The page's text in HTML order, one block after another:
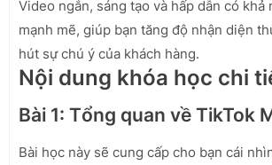
Video ngắn, sáng tạo và hấp dẫn có khả
mạnh mẽ, giúp bạn tăng độ nhận diện
hút sự chú ý của khách hàng.
Nội dung khóa học chi
Bài 1: Tổng quan về TikTok
Bài học này sẽ cung cấp cho bạn cái